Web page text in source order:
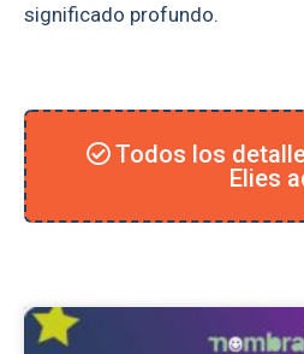
significado profundo.
Todos los
Elies